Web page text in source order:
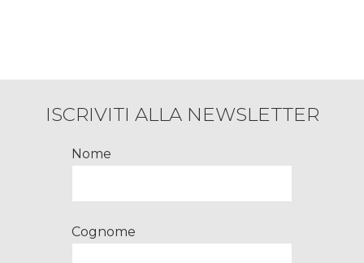
ISCRIVITI ALLA NEWSLETTER
Nome
Cognome